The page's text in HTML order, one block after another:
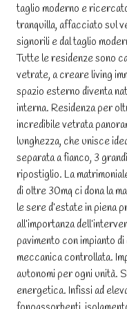
taglio moderno e
tranquilla, affacciato sul
signorili e dal taglio
Tutte le residenze sono
vetrate, a creare living
spazio esterno diventa
interna. Residenza per
incredibile vetrata
lunghezza, che unisce
separata a fianco, 3
ripostiglio. La
di oltre 30mq ci dona la
le sere d’estate in piena
all’importanza
pavimento con impianto
meccanica controllata.
autonomi per ogni unità.
energetica. Infissi ad